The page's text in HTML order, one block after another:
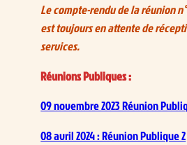
Le compte-rendu de la réunion
est toujours en attente de
services.
Réunions Publiques :
09 novembre 2023 Réunion
08 avril 2024 : Réunion Publique 2